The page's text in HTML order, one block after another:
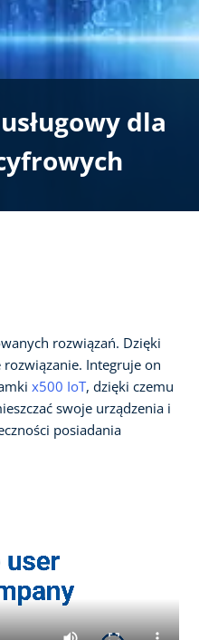
dla
rozwiązań. Dzięki
Integruje on
x500 IoT, dzięki czemu
swoje urządzenia i
posiadania